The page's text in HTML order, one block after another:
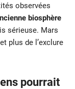
observées
biosphère
sérieuse. Mars
plus de l’exclure
pourrait